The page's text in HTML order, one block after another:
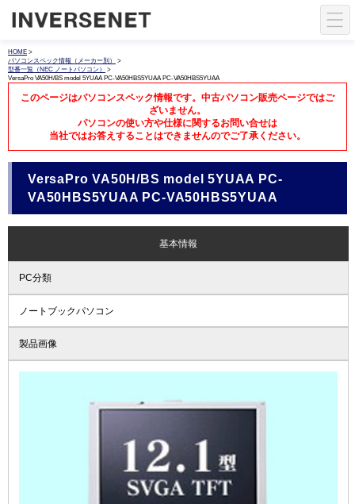
HOME >
パソコンスペック情報（メーカー別）
>
型番一覧（NEC ノートパソコン）
>
VersaPro VA50H/BS model 5YUAA PC-VA50HBS5YUAA PC-VA50HBS5YUAA
このページはパソコンスペック情報です。中古パソコン販売ページではご
ざいません。
パソコンの使い方や仕様に関するお問い合せは
当社ではお答えすることはできませんのでご了承ください。
VersaPro VA50H/BS model 5YUAA PC-
VA50HBS5YUAA PC-VA50HBS5YUAA
基本情報
PC分類
ノートブックパソコン
製品画像